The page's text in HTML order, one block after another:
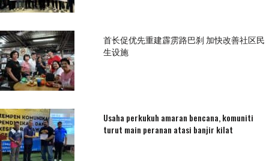
首长促优先重建霹雳路巴刹 加快改善社区民
生设施
Usaha perkukuh amaran bencana, komuniti
turut main peranan atasi banjir kilat